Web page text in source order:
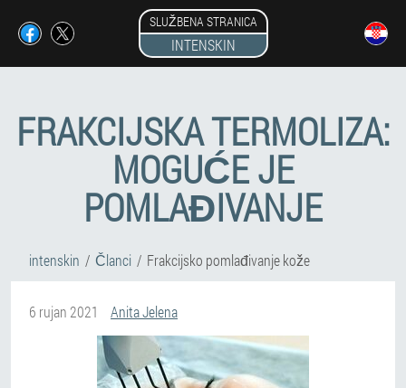
SLUŽBENA STRANICA
INTENSKIN
FRAKCIJSKA TERMOLIZA:
MOGUĆE JE
POMLAĐIVANJE
intenskin Članci Frakcijsko pomlađivanje kože
6 rujan 2021 Anita Jelena